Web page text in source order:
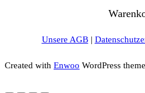
Unsere AGB|
Created with Enwoo WordPress theme